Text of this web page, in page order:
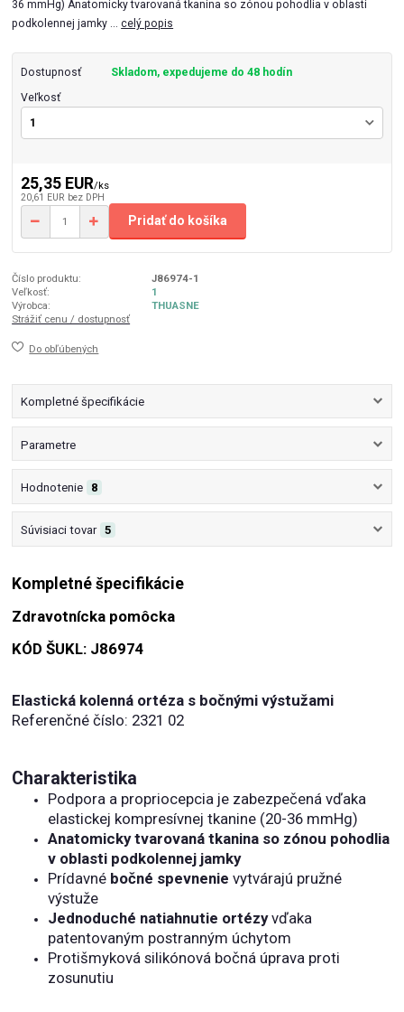
36 mmHg) Anatomicky tvarovaná tkanina so zónou pohodlia v oblasti
podkolennej jamky ...celý popis
Dostupnosť Skladom, expedujeme do 48 hodín
Veľkosť
25,35 EUR/ks
20,61 EUR bez DPH
Pridať do košíka
Číslo produktu:
J86974-1
Veľkosť:
1
Výrobca:
THUASNE
Strážiť cenu / dostupnosť
Do obľúbených
Kompletné špecifikácie
Parametre
Hodnotenie 8
Súvisiaci tovar 5
Kompletné špecifikácie
Zdravotnícka pomôcka
KÓD ŠUKL: J86974
Elastická kolenná ortéza s bočnými výstužami
Referenčné číslo: 2321 02
Charakteristika
Podpora a propriocepcia je zabezpečená vďaka
elastickej kompresívnej tkanine (20-36 mmHg)
Anatomicky tvarovaná tkanina so zónou pohodlia
v oblasti podkolennej jamky
Prídavné bočné spevnenie vytvárajú pružné
výstuže
Jednoduché natiahnutie ortézyvďaka
patentovaným postranným úchytom
Protišmyková silikónová bočná úprava proti
zosunutiu